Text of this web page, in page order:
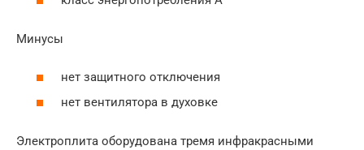
Минусы
нет защитного отключения
нет вентилятора в духовке
Электроплита оборудована тремя инфракрасными